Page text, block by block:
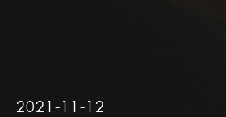
2021-11-12